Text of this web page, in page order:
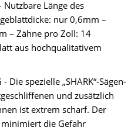
Nutzbare Länge des
nur 0,6mm –
– Zähne pro Zoll: 14
aus hochqualitativem
- Die spezielle „SHARK“-Sägen-
und zusätzlich
ist extrem scharf. Der
die Gefahr